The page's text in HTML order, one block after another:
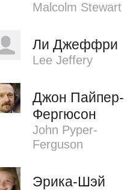
Malcolm Stewart
Ли Джеффри
Lee Jeffery
Джон Пайпер-
Фергюсон
John Pyper-
Ferguson
Эрика-Шэй